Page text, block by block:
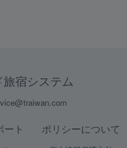
宿システム
ート ポリシーについて